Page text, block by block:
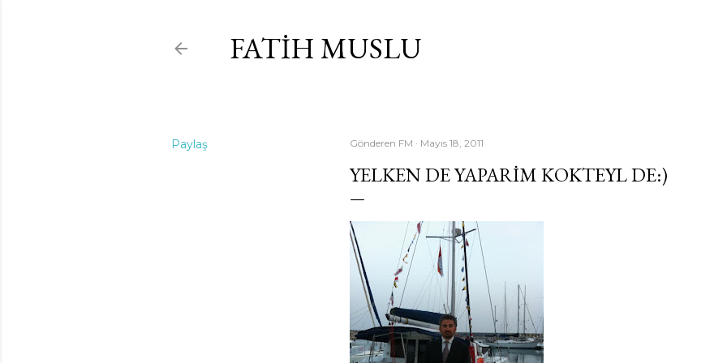
FATIH MUSLU
Paylaş Gönderen FM Mayıs 18, 2011
YELKEN DE YAPARIM KOKTEYL DE:)